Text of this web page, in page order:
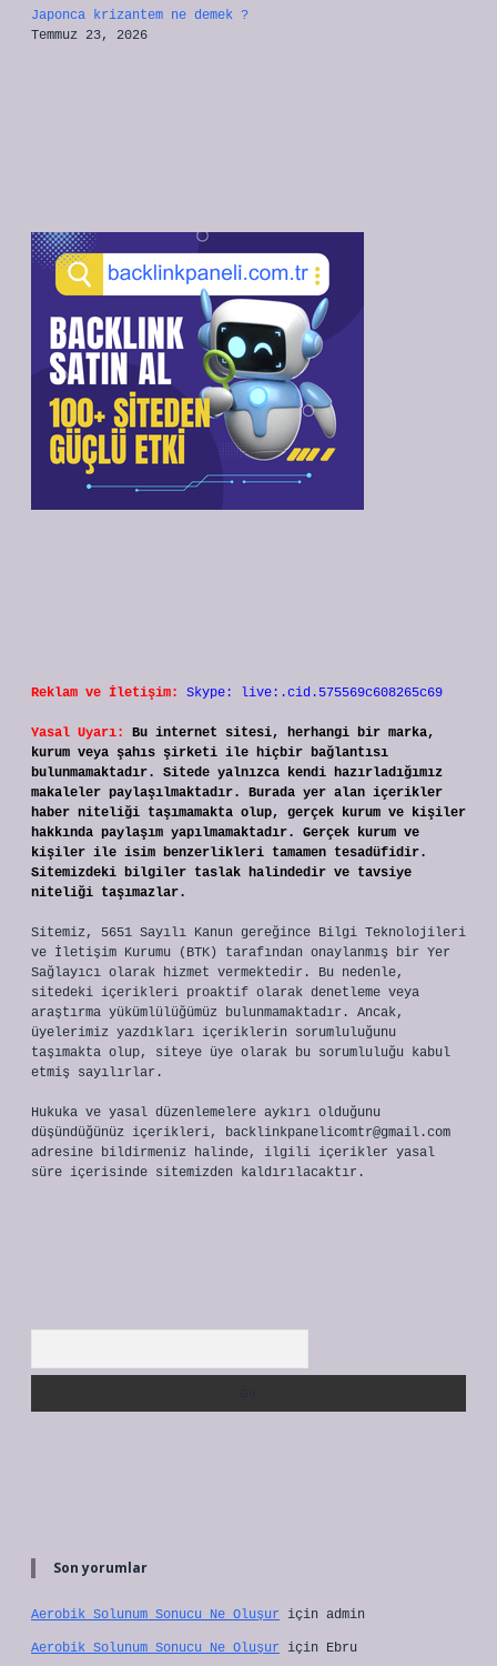
Japonca krizantem ne demek ?
Temmuz 23, 2026
Reklam ve İletişim: Skype: live:.cid.575569c608265c69
Yasal Uyarı:
Bu internet sitesi, herhangi bir marka,
kurum veya şahıs şirketi ile hiçbir bağlantısı
bulunmamaktadır. Sitede yalnızca kendi hazırladığımız
makaleler paylaşılmaktadır. Burada yer alan içerikler
haber niteliği taşımamakta olup, gerçek kurum ve kişiler
hakkında paylaşım yapılmamaktadır. Gerçek kurum ve
kişiler ile isim benzerlikleri tamamen tesadüfidir.
Sitemizdeki bilgiler taslak halindedir ve tavsiye
niteliği taşımazlar.
Sitemiz, 5651 Sayılı Kanun gereğince Bilgi Teknolojileri
ve İletişim Kurumu (BTK) tarafından onaylanmış bir Yer
Sağlayıcı olarak hizmet vermektedir. Bu nedenle,
sitedeki içerikleri proaktif olarak denetleme veya
araştırma yükümlülüğümüz bulunmamaktadır. Ancak,
üyelerimiz yazdıkları içeriklerin sorumluluğunu
taşımakta olup, siteye üye olarak bu sorumluluğu kabul
etmiş sayılırlar.
Hukuka ve yasal düzenlemelere aykırı olduğunu
düşündüğünüz içerikleri, backlinkpanelicomtr@gmail.com
adresine bildirmeniz halinde, ilgili içerikler yasal
süre içerisinde sitemizden kaldırılacaktır.
Son yorumlar
Aerobik Solunum Sonucu Ne Oluşur için admin
Aerobik Solunum Sonucu Ne Oluşur için Ebru